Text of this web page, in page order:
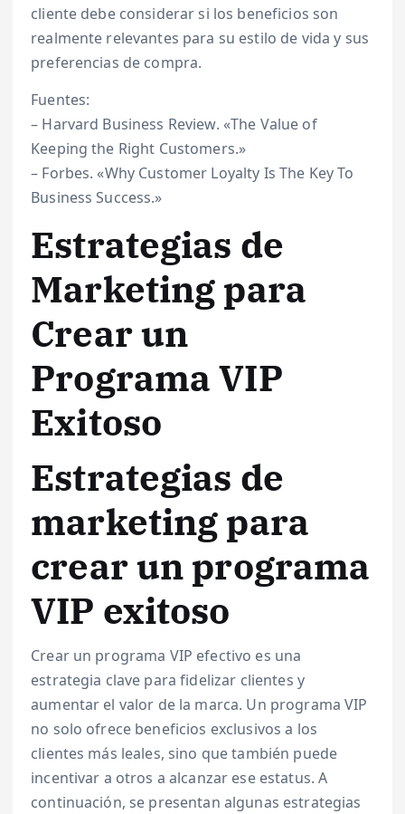
cliente debe considerar si los beneficios son
realmente relevantes para su estilo de vida y sus
preferencias de compra.
Fuentes:
– Harvard Business Review. «The Value of
Keeping the Right Customers.»
– Forbes. «Why Customer Loyalty Is The Key To
Business Success.»
Estrategias de
Marketing para
Crear un
Programa VIP
Exitoso
Estrategias de
marketing para
crear un programa
VIP exitoso
Crear un programa VIP efectivo es una
estrategia clave para fidelizar clientes y
aumentar el valor de la marca. Un programa VIP
no solo ofrece beneficios exclusivos a los
clientes más leales, sino que también puede
incentivar a otros a alcanzar ese estatus. A
continuación, se presentan algunas estrategias